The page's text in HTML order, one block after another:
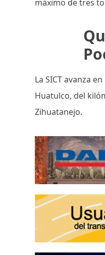
máximo de tres
La SICT avanza
Huatulco, del
Zihuatanejo.